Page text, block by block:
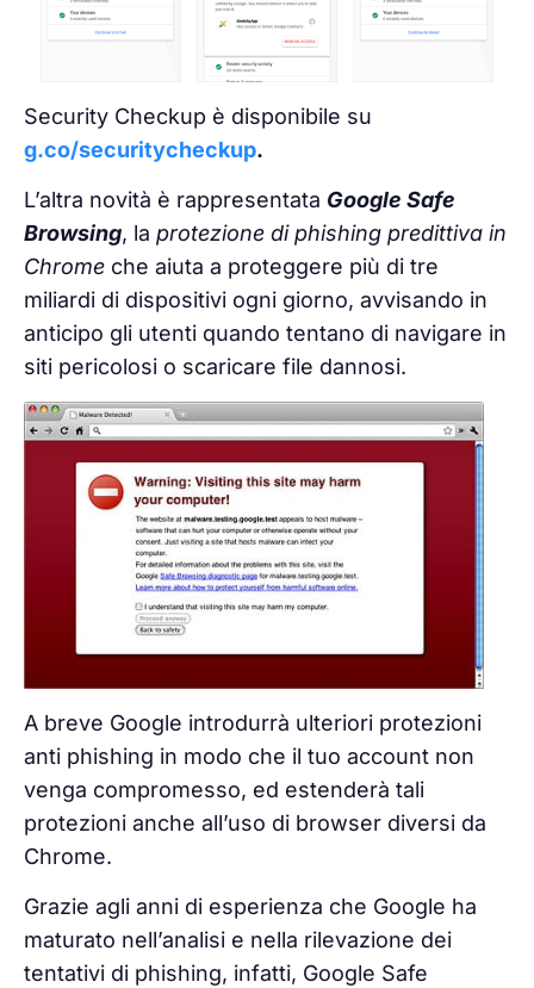
Security Checkup è disponibile su
g.co/securitycheckup.
L’altra novità è rappresentata Google Safe
Browsing, la protezione di phishing predittiva in
Chrome che aiuta a proteggere più di tre
miliardi di dispositivi ogni giorno, avvisando in
anticipo gli utenti quando tentano di navigare in
siti pericolosi o scaricare file dannosi.
A breve Google introdurrà ulteriori protezioni
anti phishing in modo che il tuo account non
venga compromesso, ed estenderà tali
protezioni anche all’uso di browser diversi da
Chrome.
Grazie agli anni di esperienza che Google ha
maturato nell’analisi e nella rilevazione dei
tentativi di phishing, infatti, Google Safe